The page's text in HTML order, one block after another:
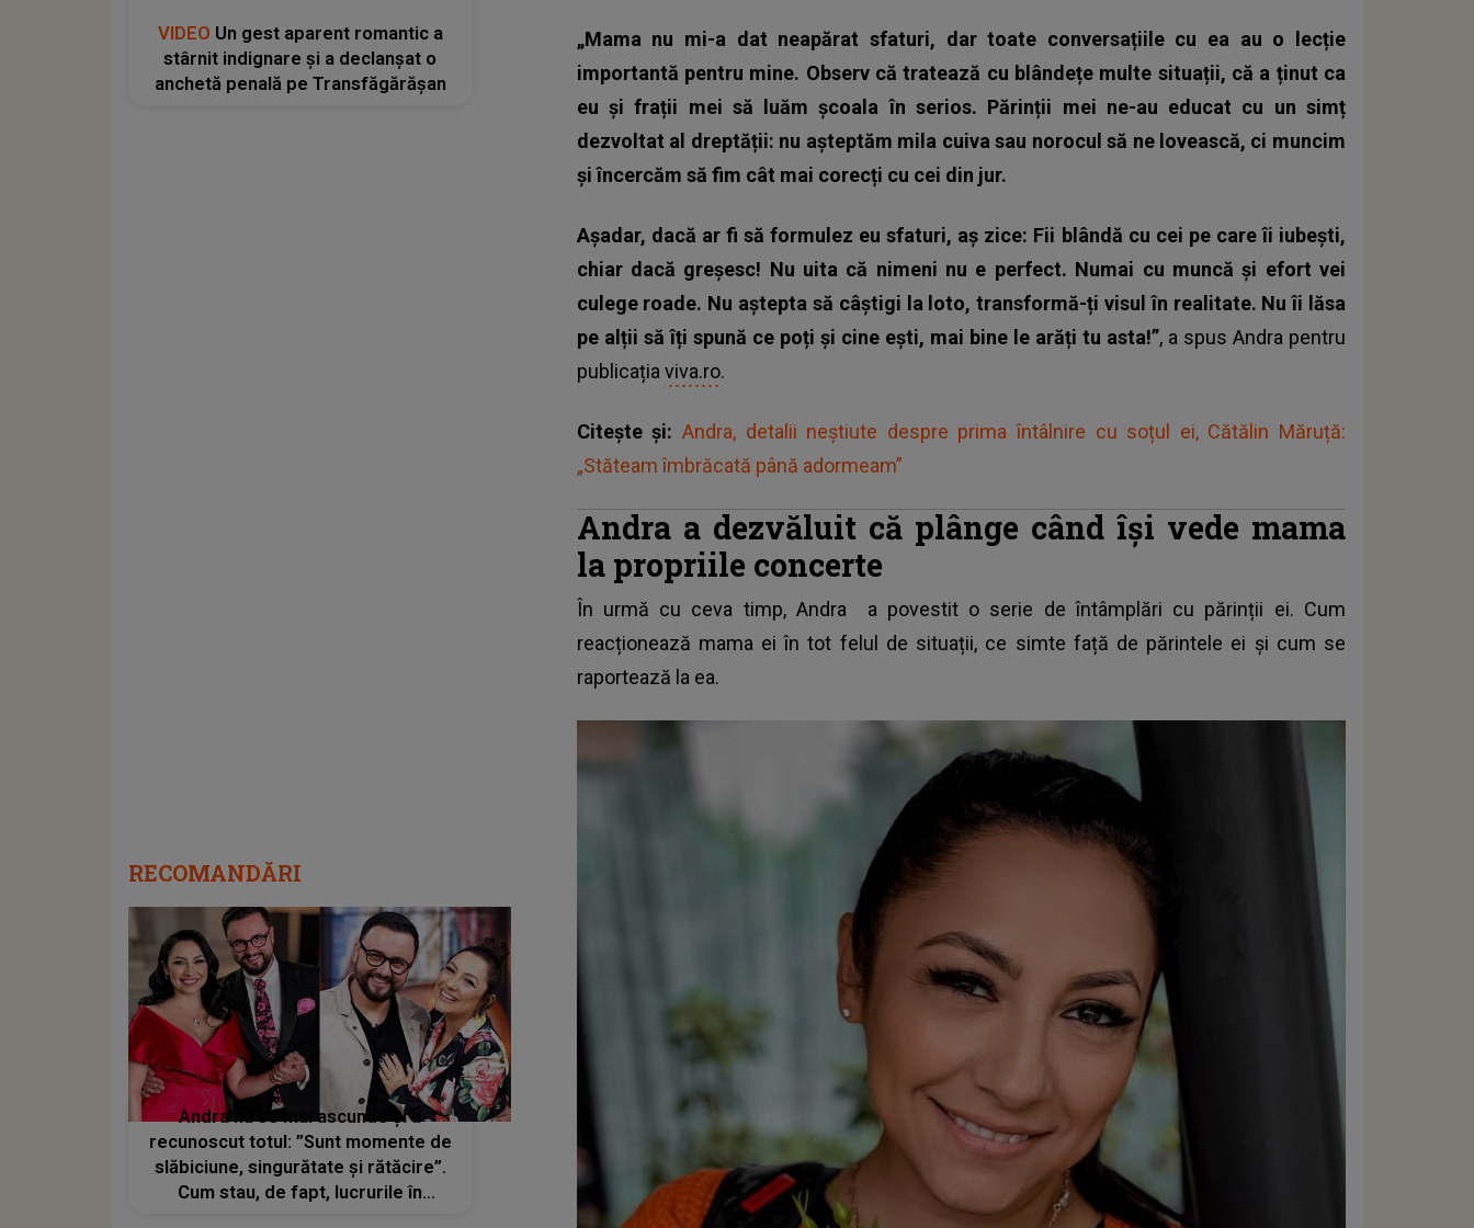
„Mama nu mi-a dat neapărat sfaturi, dar toate conversațiile cu ea au o lecție
importantă pentru mine. Observ că tratează cu blândețe multe situații, că a ținut ca
eu și frații mei să luăm școala în serios. Părinții mei ne-au educat cu un simț
dezvoltat al dreptății: nu așteptăm mila cuiva sau norocul să ne lovească, ci muncim
și încercăm să fim cât mai corecți cu cei din jur.
Așadar, dacă ar fi să formulez eu sfaturi, aș zice: Fii blândă cu cei pe care îi iubești,
chiar dacă greșesc! Nu uita că nimeni nu e perfect. Numai cu muncă și efort vei
culege roade. Nu aștepta să câștigi la loto, transformă-ți visul în realitate. Nu îi lăsa
pe alții să îți spună ce poți și cine ești, mai bine le arăți tu asta!”, a spus Andra pentru
publicațiaviva.ro.
Citește și: Andra, detalii neștiute despre prima întâlnire cu soțul ei, Cătălin Măruță:
„Stăteam îmbrăcată până adormeam”
Andra a dezvăluit că plânge când își vede mama
la propriile concerte
În urmă cu ceva timp,Andra
a povestit o serie de întâmplări cu părinții ei. Cum
reacționează mama ei în tot felul de situații, ce simte față de părintele ei și cum se
raportează la ea.
VIDEO Un gest aparent romantic a
stârnit indignare și a declanșat o
anchetă penală pe Transfăgărășan
RECOMANDĂRI
Andra nu se mai ascunde și a
recunoscut totul: ”Sunt momente de
slăbiciune, singurătate și rătăcire”.
Cum stau, de fapt, lucrurile în